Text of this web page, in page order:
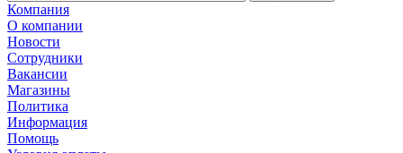
Компания
О компании
Новости
Сотрудники
Вакансии
Магазины
Политика
Информация
Помощь